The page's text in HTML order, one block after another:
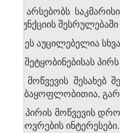
ა) არსებობს
ფუნქციის
ბ) ეს აუცილებელია
2. შეტყობინებისას
3. მოწვევის
ნებაყოფლობითია,
4. პირის მოწვევის
ცხოვრების ინტერესები.